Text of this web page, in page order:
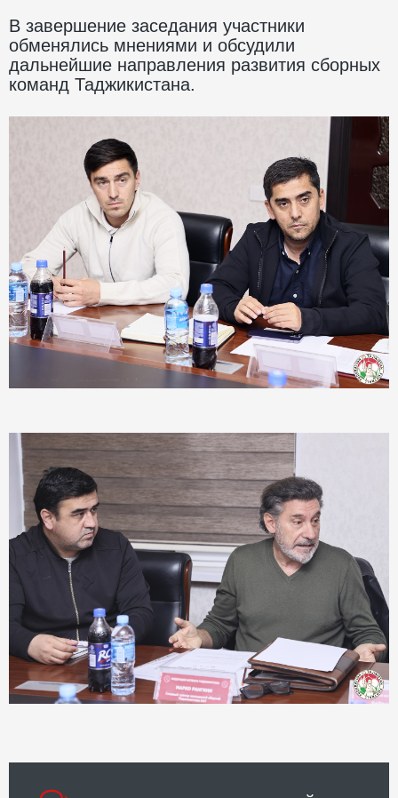
В завершение заседания участники
обменялись мнениями и обсудили
дальнейшие направления развития сборных
команд Таджикистана.